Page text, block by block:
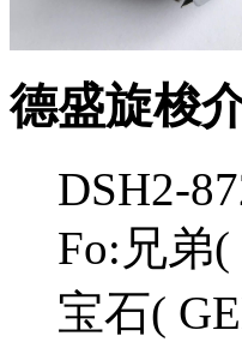
德盛旋梭
DSH2-
Fo:兄弟(
宝石(